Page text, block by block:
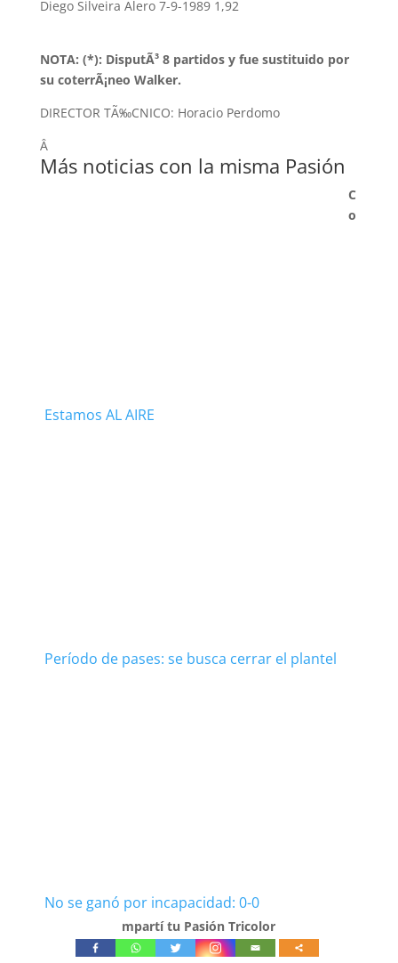
Diego Silveira Alero 7-9-1989 1,92
NOTA: (*): DisputÃ³ 8 partidos y fue sustituido por
su coterrÃ¡neo Walker.
DIRECTOR TÃ‰CNICO: Horacio Perdomo
Â
Más noticias con la misma Pasión
Estamos AL AIRE
Período de pases: se busca cerrar el plantel
No se ganó por incapacidad: 0-0
C
o
mpartí tu Pasión Tricolor